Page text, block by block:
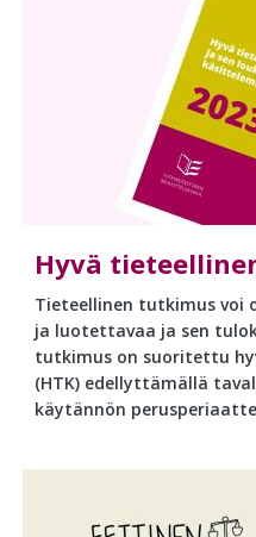
Hyvä
Tieteellinen tutkimus voi
ja luotettavaa ja sen
tutkimus on suoritettu
(HTK) edellyttämällä
käytännön